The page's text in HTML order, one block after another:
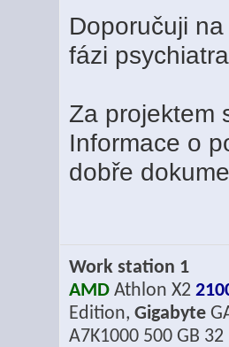
Doporučuji
fázi
Za projektem
Informace o
dobře
Work station 1
AMD Athlon X2
Edition, Gigabyte
A7K1000 500 GB